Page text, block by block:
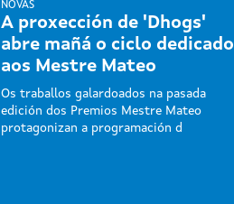
NOVAS
A proxección de 'Dhogs'
abre mañá o ciclo dedicado
aos Mestre Mateo
Os traballos galardoados na pasada
edición dos Premios Mestre Mateo
protagonizan a programación d